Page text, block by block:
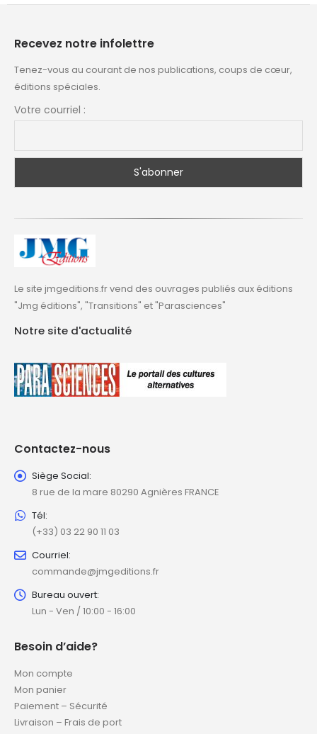
Recevez notre infolettre
Tenez-vous au courant de nos publications, coups de cœur,
éditions spéciales.
Votre courriel :
Le site jmgeditions.fr vend des ouvrages publiés aux éditions
"Jmg éditions", "Transitions" et "Parasciences"
Notre site d'actualité
Contactez-nous
Siège Social:
8 rue de la mare 80290 Agnières FRANCE
Tél:
(+33) 03 22 90 11 03
Courriel:
commande@jmgeditions.fr
Bureau ouvert:
Lun - Ven / 10:00 - 16:00
Besoin d’aide?
Mon compte
Mon panier
Paiement – Sécurité
Livraison – Frais de port